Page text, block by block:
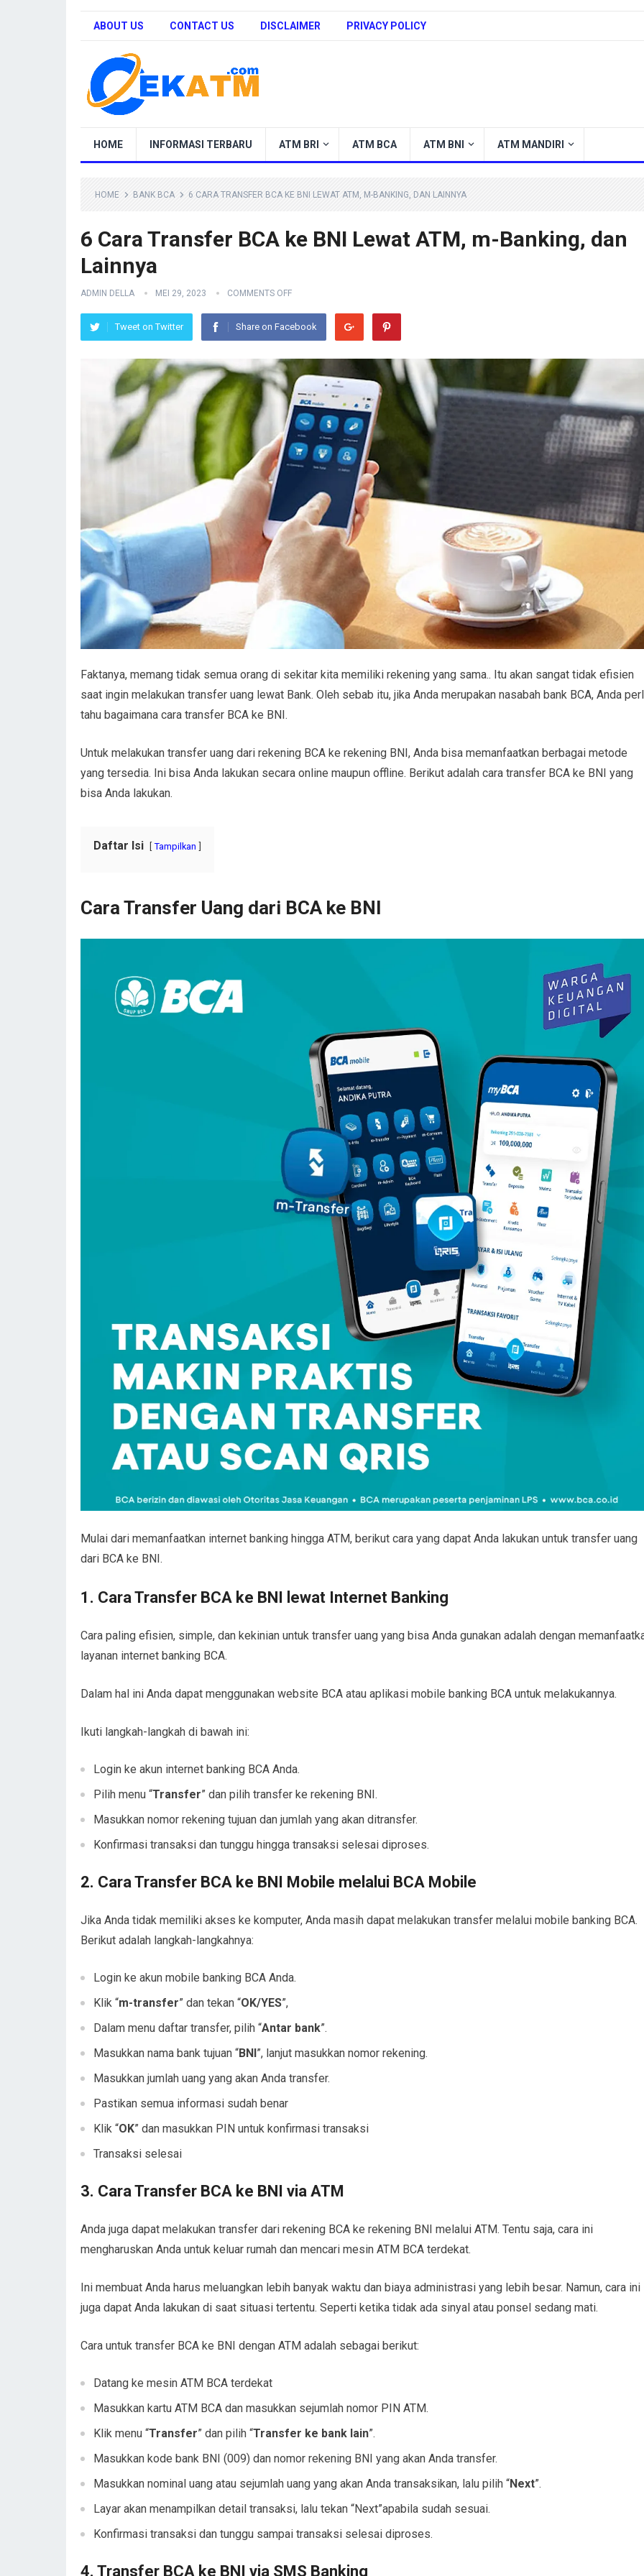
ABOUT US CONTACT US DISCLAIMER PRIVACY POLICY
HOME INFORMASI TERBARU ATM BRI ATM BCA ATM BNI ATM MANDIRI
HOME BANK BCA 6 CARA TRANSFER BCA KE BNI LEWAT ATM, M-BANKING, DAN LAINNYA
6 Cara Transfer BCA ke BNI Lewat ATM, m-Banking, dan
Lainnya
ADMIN DELLA MEI 29, 2023 COMMENTS OFF
Tweet on Twitter Share on Facebook
Faktanya, memang tidak semua orang di sekitar kita memiliki rekening yang sama.. Itu akan sangat tidak efisien
saat ingin melakukan transfer uang lewat Bank. Oleh sebab itu, jika Anda merupakan nasabah bank BCA, Anda
tahu bagaimana cara transfer BCA ke BNI.
Untuk melakukan transfer uang dari rekening BCA ke rekening BNI, Anda bisa memanfaatkan berbagai metode
yang tersedia. Ini bisa Anda lakukan secara online maupun offline. Berikut adalah cara transfer BCA ke BNI yang
bisa Anda lakukan.
Daftar Isi Tampilkan
Cara Transfer Uang dari BCA ke BNI
Mulai dari memanfaatkan internet banking hingga ATM, berikut cara yang dapat Anda lakukan untuk transfer uang
dari BCA ke BNI.
1. Cara Transfer BCA ke BNI lewat Internet Banking
Cara paling efisien, simple, dan kekinian untuk transfer uang yang bisa Anda gunakan adalah dengan
layanan internet banking BCA.
Dalam hal ini Anda dapat menggunakan website BCA atau aplikasi mobile banking BCA untuk melakukannya.
Ikuti langkah-langkah di bawah ini:
Login ke akun internet banking BCA Anda.
Pilih menu “Transfer” dan pilih transfer ke rekening BNI.
Masukkan nomor rekening tujuan dan jumlah yang akan ditransfer.
Konfirmasi transaksi dan tunggu hingga transaksi selesai diproses.
2. Cara Transfer BCA ke BNI Mobile melalui BCA Mobile
Jika Anda tidak memiliki akses ke komputer, Anda masih dapat melakukan transfer melalui mobile banking BCA.
Berikut adalah langkah-langkahnya:
Login ke akun mobile banking BCA Anda.
Klik “m-transfer” dan tekan “OK/YES”,
Dalam menu daftar transfer, pilih “Antar bank”.
Masukkan nama bank tujuan “BNI”, lanjut masukkan nomor rekening.
Masukkan jumlah uang yang akan Anda transfer.
Pastikan semua informasi sudah benar
Klik “OK” dan masukkan PIN untuk konfirmasi transaksi
Transaksi selesai
3. Cara Transfer BCA ke BNI via ATM
Anda juga dapat melakukan transfer dari rekening BCA ke rekening BNI melalui ATM. Tentu saja, cara ini
mengharuskan Anda untuk keluar rumah dan mencari mesin ATM BCA terdekat.
Ini membuat Anda harus meluangkan lebih banyak waktu dan biaya administrasi yang lebih besar. Namun, cara ini
juga dapat Anda lakukan di saat situasi tertentu. Seperti ketika tidak ada sinyal atau ponsel sedang mati.
Cara untuk transfer BCA ke BNI dengan ATM adalah sebagai berikut:
Datang ke mesin ATM BCA terdekat
Masukkan kartu ATM BCA dan masukkan sejumlah nomor PIN ATM.
Klik menu “Transfer” dan pilih “Transfer ke bank lain”.
Masukkan kode bank BNI (009) dan nomor rekening BNI yang akan Anda transfer.
Masukkan nominal uang atau sejumlah uang yang akan Anda transaksikan, lalu pilih “Next”.
Layar akan menampilkan detail transaksi, lalu tekan “Next”apabila sudah sesuai.
Konfirmasi transaksi dan tunggu sampai transaksi selesai diproses.
4. Transfer BCA ke BNI via SMS Banking